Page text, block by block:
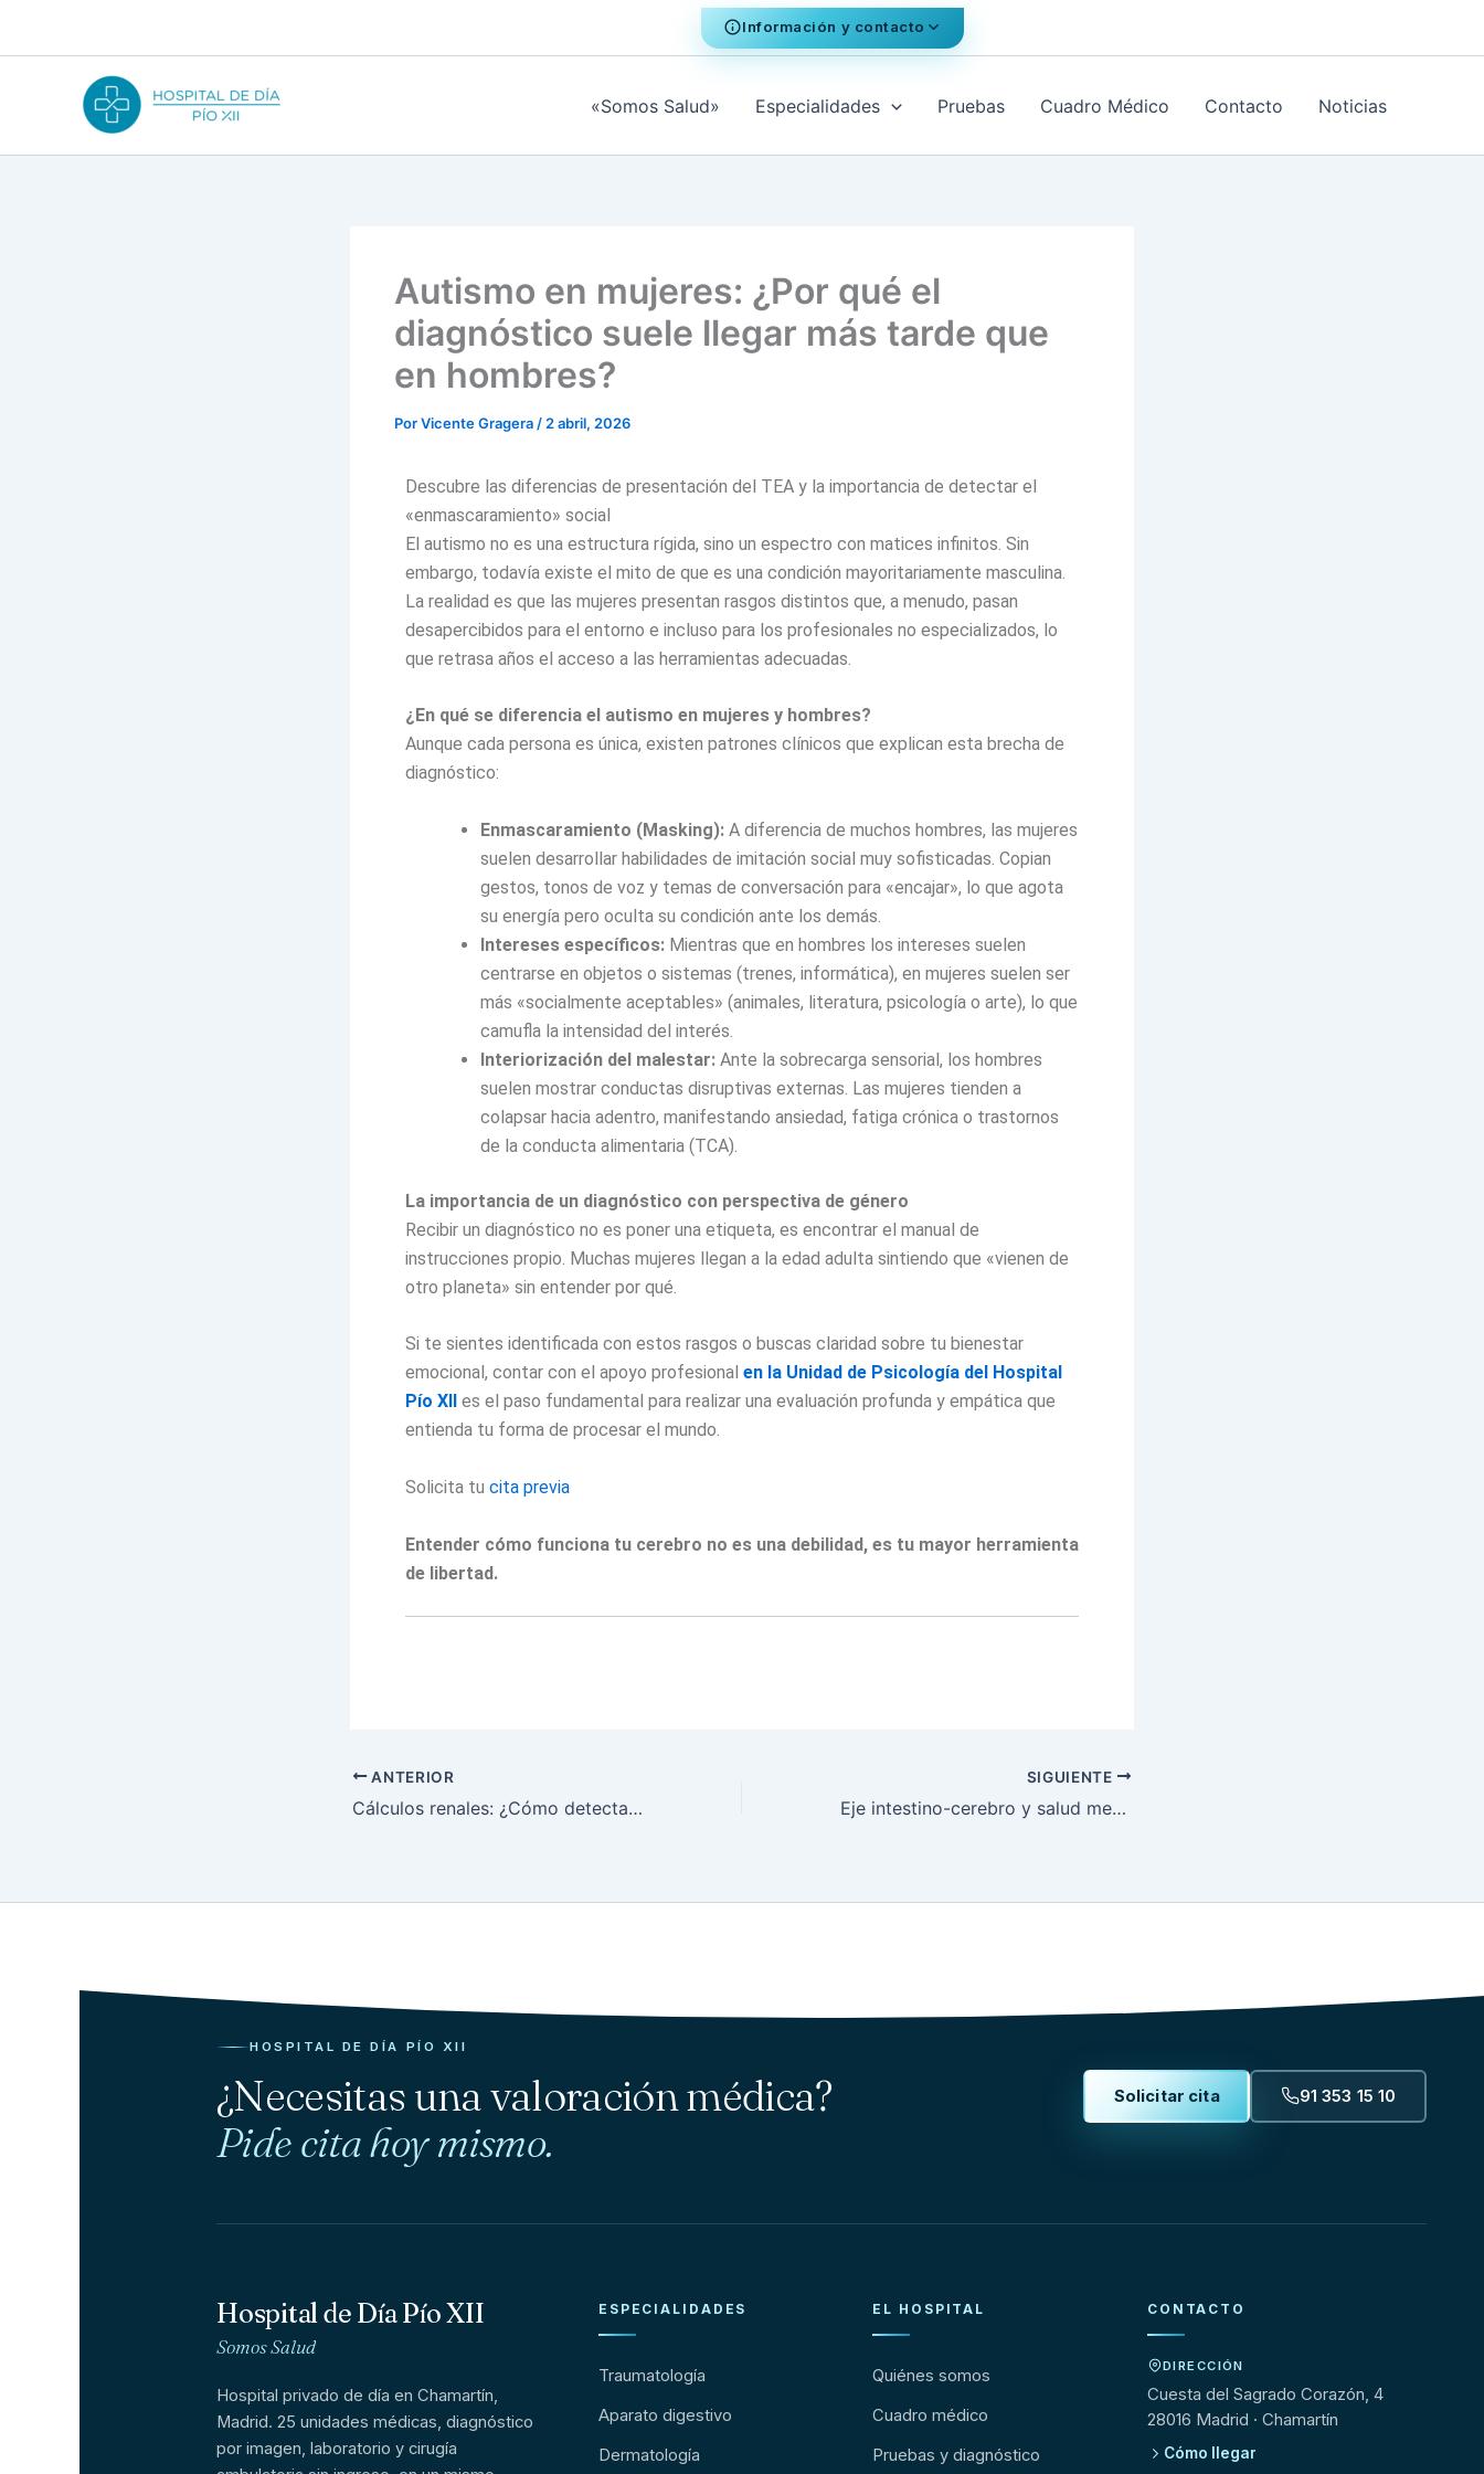
Información y contacto
«Somos Salud» Especialidades Pruebas Cuadro Médico Contacto Noticias
Autismo en mujeres: ¿Por qué el
diagnóstico suele llegar más tarde que
en hombres?
PorVicente Gragera / 2 abril, 2026
Descubre las diferencias de presentación del TEA y la importancia de detectar el
«enmascaramiento» social
El autismo no es una estructura rígida, sino un espectro con matices infinitos. Sin
embargo, todavía existe el mito de que es una condición mayoritariamente masculina.
La realidad es que las mujeres presentan rasgos distintos que, a menudo, pasan
desapercibidos para el entorno e incluso para los profesionales no especializados, lo
que retrasa años el acceso a las herramientas adecuadas.
¿En qué se diferencia el autismo en mujeres y hombres?
Aunque cada persona es única, existen patrones clínicos que explican esta brecha de
diagnóstico:
Enmascaramiento (Masking): A diferencia de muchos hombres, las mujeres
suelen desarrollar habilidades de imitación social muy sofisticadas. Copian
gestos, tonos de voz y temas de conversación para «encajar», lo que agota
su energía pero oculta su condición ante los demás.
Intereses específicos: Mientras que en hombres los intereses suelen
centrarse en objetos o sistemas (trenes, informática), en mujeres suelen ser
más «socialmente aceptables» (animales, literatura, psicología o arte), lo que
camufla la intensidad del interés.
Interiorización del malestar: Ante la sobrecarga sensorial, los hombres
suelen mostrar conductas disruptivas externas. Las mujeres tienden a
colapsar hacia adentro, manifestando ansiedad, fatiga crónica o trastornos
de la conducta alimentaria (TCA).
La importancia de un diagnóstico con perspectiva de género
Recibir un diagnóstico no es poner una etiqueta, es encontrar el manual de
instrucciones propio. Muchas mujeres llegan a la edad adulta sintiendo que «vienen de
otro planeta» sin entender por qué.
Si te sientes identificada con estos rasgos o buscas claridad sobre tu bienestar
emocional, contar con el apoyo profesional en la Unidad de Psicología del Hospital
Pío XII
es el paso fundamental para realizar una evaluación profunda y empática que
entienda tu forma de procesar el mundo.
Solicita tu cita previa
Entender cómo funciona tu cerebro no es una debilidad, es tu mayor herramienta
de libertad.
ANTERIOR
Cálculos renales: ¿Cómo detectar y prevenir las «piedras» en el riñón?
SIGUIENTE
Eje intestino-cerebro y salud mental: claves del «segundo cerebro» para tu bienestar emocional
HOSPITAL DE DÍA PÍO XII
¿Necesitas una valoración médica?
Pide cita hoy mismo.
Solicitar cita 91 353 15 10
Hospital de Día Pío XII
Somos Salud
Hospital privado de día en Chamartín,
Madrid. 25 unidades médicas, diagnóstico
por imagen, laboratorio y cirugía
ESPECIALIDADES
Traumatología
Aparato digestivo
Dermatología
EL HOSPITAL
Quiénes somos
Cuadro médico
Pruebas y diagnóstico
CONTACTO
DIRECCIÓN
Cuesta del Sagrado Corazón, 4
28016 Madrid · Chamartín
Cómo llegar